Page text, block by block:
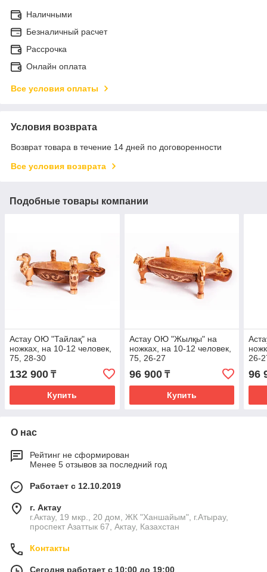
Наличными
Безналичный расчет
Рассрочка
Онлайн оплата
Все условия оплаты
Условия возврата
Возврат товара в течение 14 дней по договоренности
Все условия возврата
Подобные товары компании
Астау ОЮ "Тайлақ" на
ножках, на 10-12 человек,
75, 28-30
132 900 ₸
Купить
Астау ОЮ "Жылқы" на
ножках, на 10-12 человек,
75, 26-27
96 900₸
Купить
26-
96
О нас
Рейтинг не сформирован
Менее 5 отзывов за последний год
Работает с 12.10.2019
г. Актау
г.Актау, 19 мкр., 20 дом, ЖК "Ханшайым", г.Атырау,
проспект Азаттык 67, Актау, Казахстан
Контакты
Сегодня работает с 10:00 до 19:00